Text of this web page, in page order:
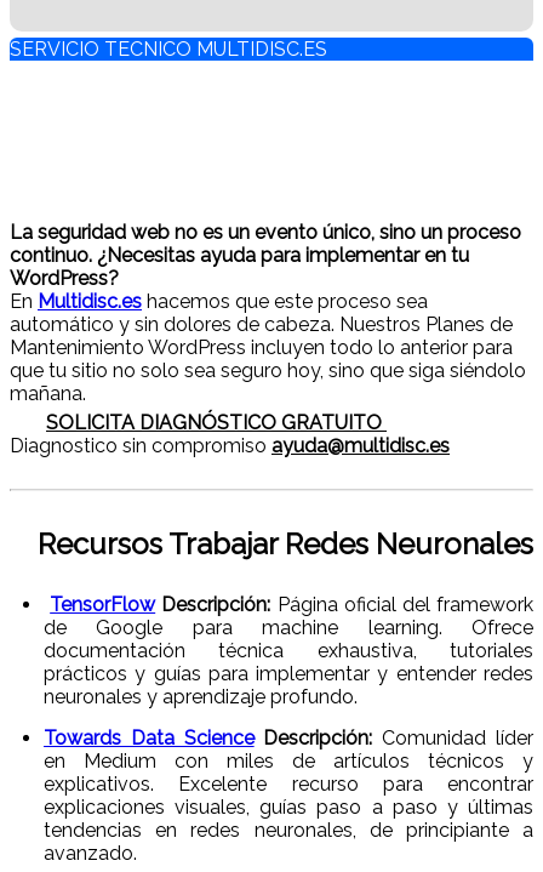
SERVICIO TECNICO MULTIDISC.ES
La seguridad web no es un evento único, sino un proceso
continuo. ¿Necesitas ayuda para implementar en tu
WordPress?
En Multidisc.es hacemos que este proceso sea
automático y sin dolores de cabeza. Nuestros Planes de
Mantenimiento WordPress incluyen todo lo anterior para
que tu sitio no solo sea seguro hoy, sino que siga siéndolo
mañana.
SOLICITA DIAGNÓSTICO GRATUITO
Diagnostico sin compromiso ayuda@multidisc.es
Recursos Trabajar Redes Neuronales
TensorFlow Descripción: Página oficial del framework
de Google para machine learning. Ofrece
documentación técnica exhaustiva, tutoriales
prácticos y guías para implementar y entender redes
neuronales y aprendizaje profundo.
Towards Data Science Descripción: Comunidad líder
en Medium con miles de artículos técnicos y
explicativos. Excelente recurso para encontrar
explicaciones visuales, guías paso a paso y últimas
tendencias en redes neuronales, de principiante a
avanzado.